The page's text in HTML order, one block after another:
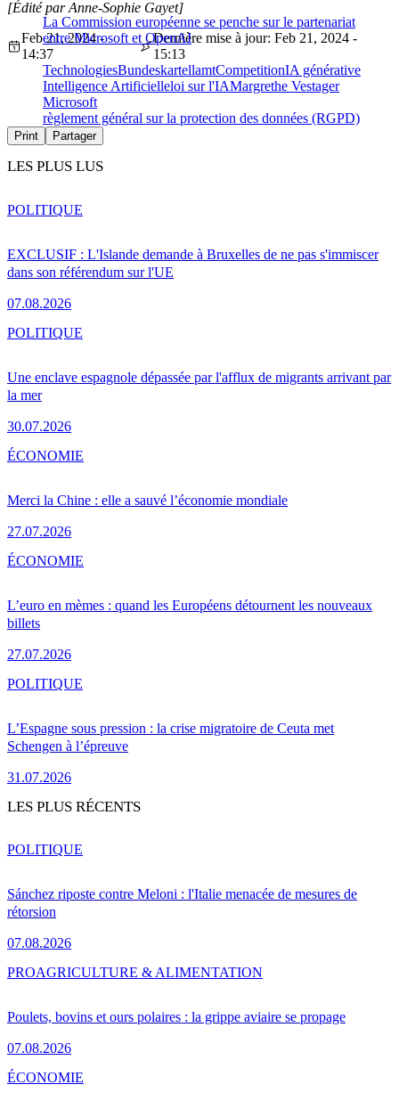
La Commission européenne se penche sur le partenariat
entre Microsoft et OpenAI
[Édité par Anne-Sophie Gayet]
Feb 21, 2024 -
14:37
Dernière mise à jour: Feb 21, 2024 -
15:13
TechnologiesBundeskartellamtCompetitionIA générative
Intelligence Artificielleloi sur l'IAMargrethe Vestager
Microsoft
règlement général sur la protection des données (RGPD)
Print Partager
LES PLUS LUS
EXCLUSIF : L'Islande demande à Bruxelles de ne pas s'immiscer
dans son référendum sur l'UE
07.08.2026
POLITIQUE
Une enclave espagnole dépassée par l'afflux de migrants arrivant par
la mer
30.07.2026
POLITIQUE
Merci la Chine : elle a sauvé l’économie mondiale
27.07.2026
ÉCONOMIE
L’euro en mèmes : quand les Européens détournent les nouveaux
billets
27.07.2026
ÉCONOMIE
L’Espagne sous pression : la crise migratoire de Ceuta met
Schengen à l’épreuve
31.07.2026
POLITIQUE
LES PLUS RÉCENTS
Sánchez riposte contre Meloni : l'Italie menacée de mesures de
rétorsion
07.08.2026
POLITIQUE
Poulets, bovins et ours polaires : la grippe aviaire se propage
07.08.2026
PROAGRICULTURE & ALIMENTATION
ÉCONOMIE